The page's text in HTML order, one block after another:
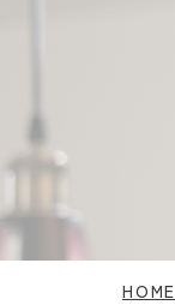
HOME